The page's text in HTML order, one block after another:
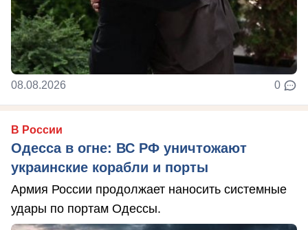
08.08.2026 0
В России
Одесса в огне: ВС РФ уничтожают
украинские корабли и порты
Армия России продолжает наносить системные
удары по портам Одессы.